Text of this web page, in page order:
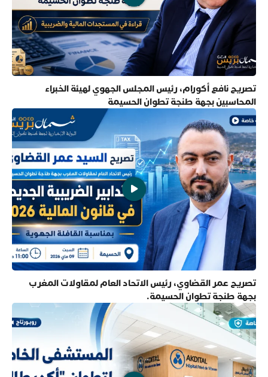
تصريح نافع أكورام، رئيس المجلس الجهوي لهيئة الخبراء
المحاسبين بجهة طنجة تطوان الحسيمة
تصريح عمر القضاوي، رئيس الاتحاد العام لمقاولات المغرب
بجهة طنجة تطوان الحسيمة.